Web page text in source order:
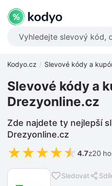
Kodyo.cz Slevové kódy a
Sledovat
Slevové kódy a
Drezyonline.cz
Zde najdete ty nejlepší
Drezyonline.cz
★★★★★ 4.7z20